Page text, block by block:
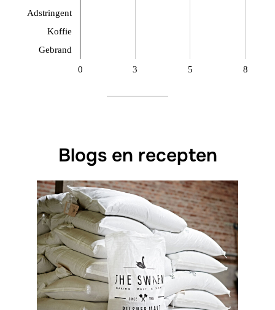
0 3 5 8
Adstringent
Koffie
Gebrand
Blogs en recepten